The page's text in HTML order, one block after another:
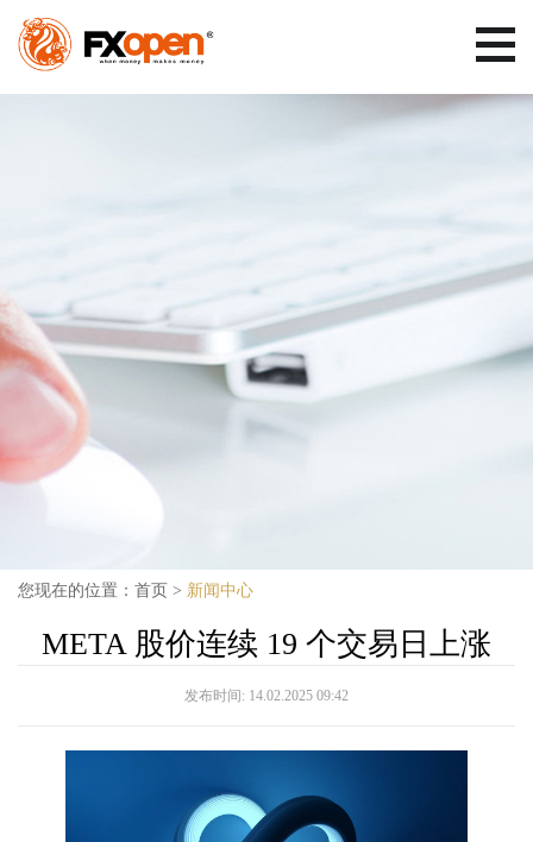
您现在的位置： 首页 > 新闻中心
META 股价连续 19 个交易日上涨
发布时间: 14.02.2025 09:42